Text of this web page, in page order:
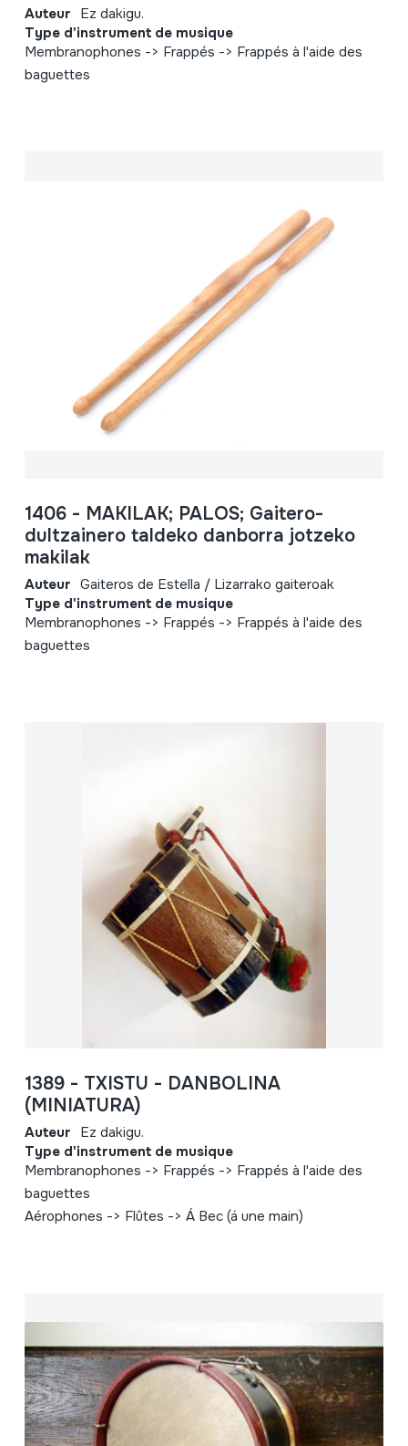
Auteur Ez dakigu.
Type d'instrument de musique
Membranophones -> Frappés -> Frappés à l'aide des
baguettes
1406 - MAKILAK; PALOS; Gaitero-
dultzainero taldeko danborra jotzeko
makilak
Auteur Gaiteros de Estella / Lizarrako gaiteroak
Type d'instrument de musique
Membranophones -> Frappés -> Frappés à l'aide des
baguettes
1389 - TXISTU - DANBOLINA
(MINIATURA)
Auteur Ez dakigu.
Type d'instrument de musique
Membranophones -> Frappés -> Frappés à l'aide des
baguettes
Aérophones -> Flûtes -> Á Bec (á une main)